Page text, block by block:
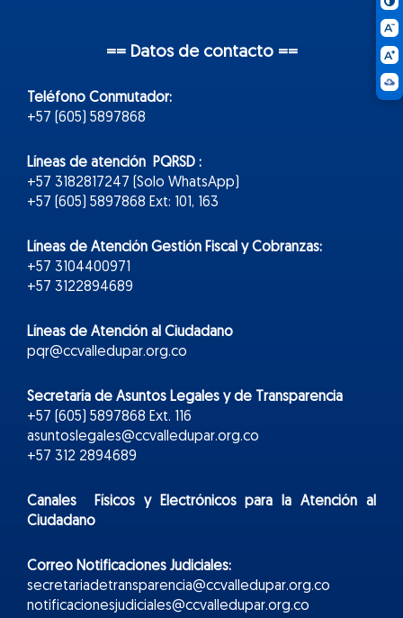
== Datos de contacto ==
Teléfono Conmutador:
+57 (605) 5897868
Líneas de atención PQRSD :
+57 3182817247 (Solo WhatsApp)
+57 (605) 5897868 Ext: 101, 163
Líneas de Atención Gestión Fiscal y Cobranzas:
+57 3104400971
+57 3122894689
Líneas de Atención al Ciudadano
pqr@ccvalledupar.org.co
Secretaría de Asuntos Legales y de Transparencia
+57 (605) 5897868 Ext. 116
asuntoslegales@ccvalledupar.org.co
+57 312 2894689
Canales Físicos yElectrónicospara la Atención al
Ciudadano
Correo Notificaciones Judiciales:
secretariadetransparencia@ccvalledupar.org.co
notificacionesjudiciales@ccvalledupar.org.co